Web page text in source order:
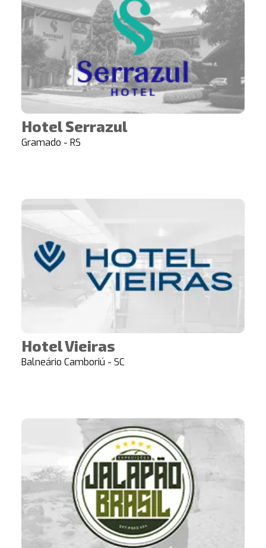
Hotel Serrazul
Gramado - RS
Hotel Vieiras
Balneário Camboriú - SC